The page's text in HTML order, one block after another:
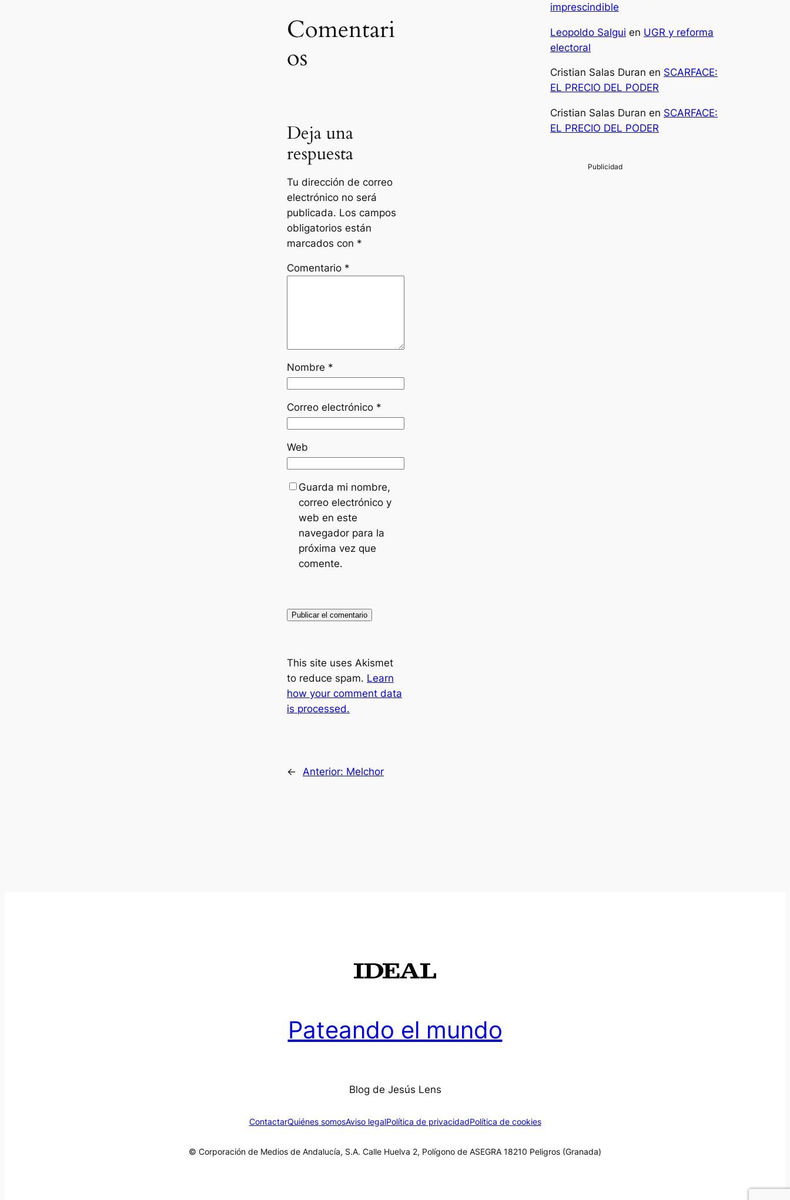
Comentari
os
Deja una
respuesta
Tu dirección de correo
electrónico no será
publicada. Los campos
obligatorios están
marcados con *
Comentario *
Nombre *
Correo electrónico *
Web
Guarda mi nombre,
correo electrónico y
web en este
navegador para la
próxima vez que
comente.
This site uses Akismet
to reduce spam. Learn
how your comment data
is processed.
← Anterior: Melchor
imprescindible
Leopoldo Salgui en UGR y reforma
electoral
Cristian Salas Duran en SCARFACE:
EL PRECIO DEL PODER
Cristian Salas Duran en SCARFACE:
EL PRECIO DEL PODER
Pateando el mundo
Blog de Jesús Lens
ContactarQuiénes somosAviso legalPolítica de privacidadPolítica de cookies
© Corporación de Medios de Andalucía, S.A. Calle Huelva 2, Polígono de ASEGRA 18210 Peligros (Granada)